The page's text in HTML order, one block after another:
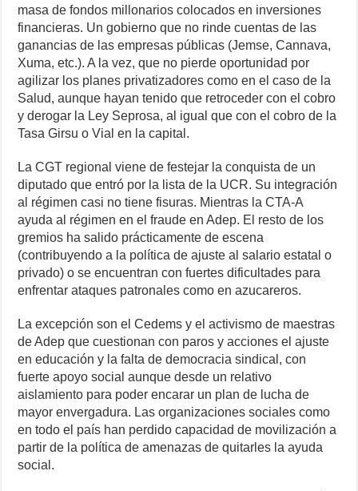
masa de fondos millonarios colocados en inversiones
financieras. Un gobierno que no rinde cuentas de las
ganancias de las empresas públicas (Jemse, Cannava,
Xuma, etc.). A la vez, que no pierde oportunidad por
agilizar los planes privatizadores como en el caso de la
Salud, aunque hayan tenido que retroceder con el cobro
y derogar la Ley Seprosa, al igual que con el cobro de la
Tasa Girsu o Vial en la capital.
La CGT regional viene de festejar la conquista de un
diputado que entró por la lista de la UCR. Su integración
al régimen casi no tiene fisuras. Mientras la CTA-A
ayuda al régimen en el fraude en Adep. El resto de los
gremios ha salido prácticamente de escena
(contribuyendo a la política de ajuste al salario estatal o
privado) o se encuentran con fuertes dificultades para
enfrentar ataques patronales como en azucareros.
La excepción son el Cedems y el activismo de maestras
de Adep que cuestionan con paros y acciones el ajuste
en educación y la falta de democracia sindical, con
fuerte apoyo social aunque desde un relativo
aislamiento para poder encarar un plan de lucha de
mayor envergadura. Las organizaciones sociales como
en todo el país han perdido capacidad de movilización a
partir de la política de amenazas de quitarles la ayuda
social.